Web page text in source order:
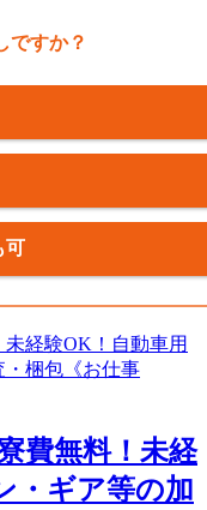
ですか？
可
費無料！未経
・ギア等の加